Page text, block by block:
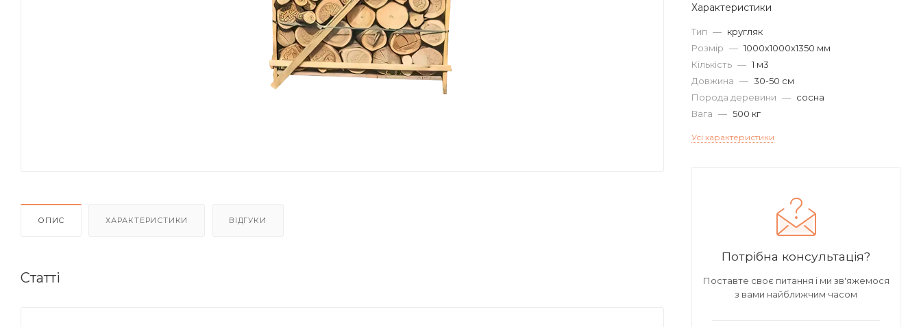
ОПИС ХАРАКТЕРИСТИКИ ВІДГУКИ
Статті
Характеристики
Тип — кругляк
Розмір — 1000х1000х1350 мм
Кількість — 1 м3
Довжина — 30-50 см
Порода деревини — сосна
Вага — 500 кг
Усі характеристики
Потрібна консультація?
Поставте своє питання і ми зв'яжемося
з вами найближчим часом